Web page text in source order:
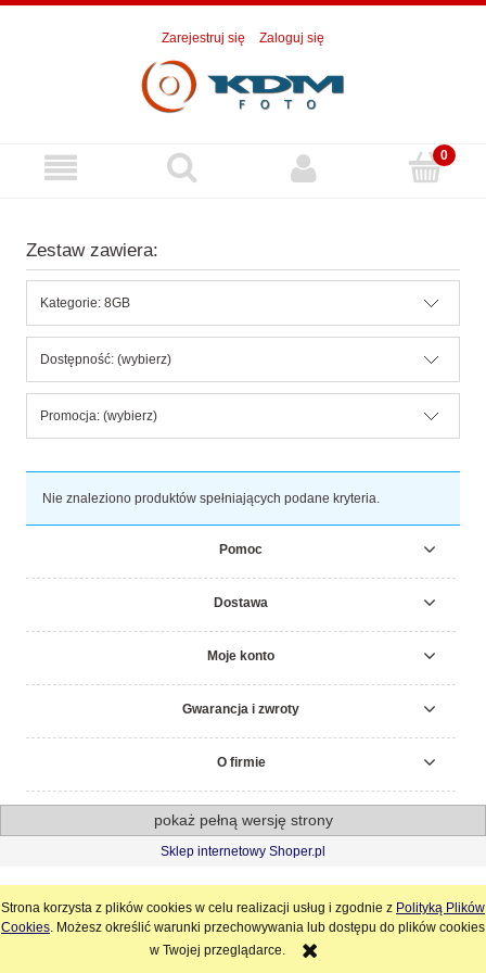
Strona korzysta z plików cookies w celu realizacji usług i zgodnie z Polityką Plików
Cookies. Możesz określić warunki przechowywania lub dostępu do plików cookies
w Twojej przeglądarce.
Zarejestruj się Zaloguj się
Zestaw zawiera:
Kategorie: 8GB
Dostępność: (wybierz)
Promocja: (wybierz)
Nie znaleziono produktów spełniających podane kryteria.
Pomoc
Dostawa
Moje konto
Gwarancja i zwroty
O firmie
pokaż pełną wersję strony
Sklep internetowy Shoper.pl